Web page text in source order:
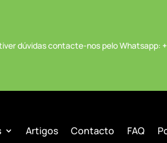
dúvidas contacte-nos pelo Whatsapp:
Artigos Contacto FAQ